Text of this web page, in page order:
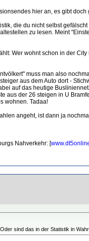
hier an, es gibt
die du nicht selbst
zu lesen. Meint
Wer wohnt schon in der
muss man also
aus dem Auto dort -
auf das heutige
aus der 26 steigen in U
wohnen. Tadaa!
angeht, ist dann ja
Nahverkehr: [
sind das in der Statistik in